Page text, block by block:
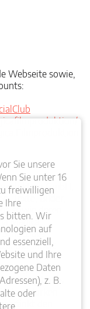
Webseite sowie,
GmbH,
Texte, Bilder,
sowie deren
Magica
des
Der Inhalt
Zwecken
zugänglich
Marken-
den
Sie unsere
Sie unter 16
freiwilligen
Ihre
bitten. Wir
auf
essenziell,
und Ihre
Daten
z. B.
oder